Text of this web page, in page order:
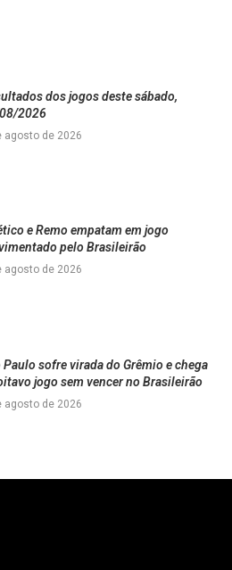
dos jogos deste sábado,
2026
agosto de 2026
e Remo empatam em jogo
pelo Brasileirão
agosto de 2026
Paulo sofre virada do Grêmio e chega
jogo sem vencer no Brasileirão
agosto de 2026